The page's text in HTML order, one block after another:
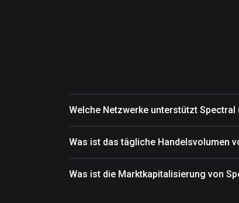
Welche Netzwerke unterstützt Spectral
Was ist das tägliche Handelsvolumen
Was ist die Marktkapitalisierung von